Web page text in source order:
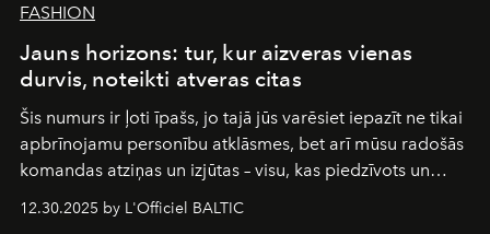
FASHION
Jauns horizons: tur, kur aizveras vienas
durvis, noteikti atveras citas
Šis numurs ir ļoti īpašs, jo tajā jūs varēsiet iepazīt ne tikai
apbrīnojamu personību atklāsmes, bet arī mūsu radošās
komandas atziņas un izjūtas – visu, kas piedzīvots un
Šajā brīdī mums svarīgi pateikties visiem, kas bija kopā
12.30.2025 by L'Officiel BALTIC